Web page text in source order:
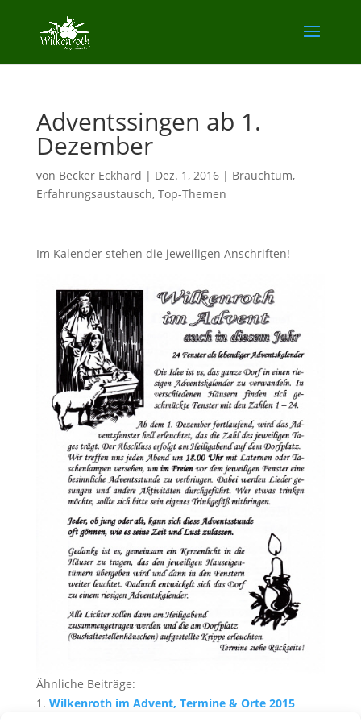
Adventssingen ab 1.
Dezember
von Becker Eckhard | Dez. 1, 2016| Brauchtum,
Erfahrungsaustausch, Top-Themen
Im Kalender stehen die jeweiligen Anschriften!
Ähnliche Beiträge:
Wilkenroth im Advent, Termine & Orte 2015